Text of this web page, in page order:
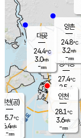
의도
경서동
27.4℃
2.5 m/s
-mm
대곶
24.4℃
3.0m/s
-mm
양촌
24.8℃
3.2m/s
-mm
인천(공)
25.7℃
6.4m/s
-mm
인천
28.1℃
3.6m/s
-mm